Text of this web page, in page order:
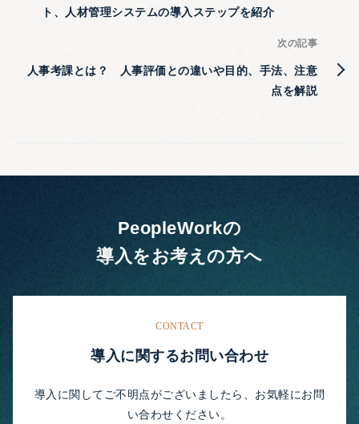
ト、人材管理システムの導入ステップを紹介
次の記事
人事考課とは？ 人事評価との違いや目的、手法、注意
点を解説
PeopleWorkの
導入をお考えの方へ
CONTACT
導入に関するお問い合わせ
導入に関してご不明点がございましたら、お気軽にお問
い合わせください。